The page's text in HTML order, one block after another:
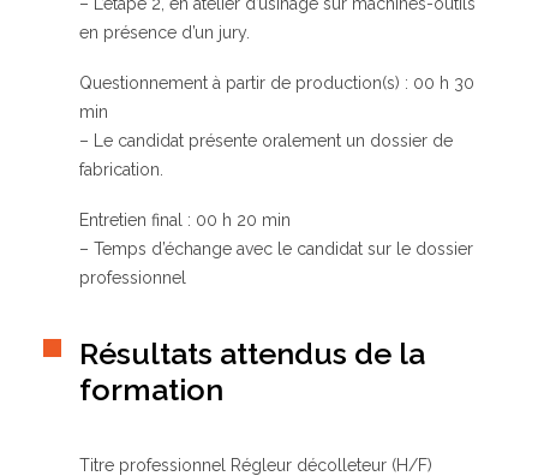
en présence d’un jury.
Questionnement à partir de production(s) : 00 h 30
min
– Le candidat présente oralement un dossier de
fabrication.
Entretien final : 00 h 20 min
– Temps d’échange avec le candidat sur le dossier
professionnel
Résultats attendus de la
formation
Titre professionnel Régleur décolleteur (H/F)